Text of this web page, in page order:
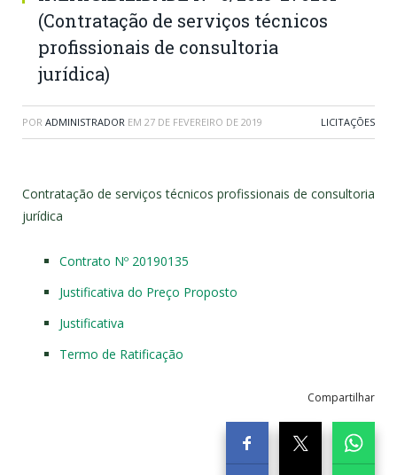
(Contratação de serviços técnicos
profissionais de consultoria
jurídica)
POR ADMINISTRADOR EM 27 DE FEVEREIRO DE 2019 LICITAÇÕES
Contratação de serviços técnicos profissionais de consultoria
jurídica
Contrato Nº 20190135
Justificativa do Preço Proposto
Justificativa
Termo de Ratificação
Compartilhar